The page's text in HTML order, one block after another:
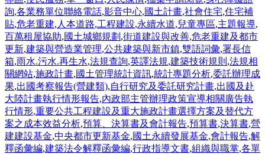
詢,各業務單位聯絡電話,影音中心,國土計畫,社會住宅,住宅補
貼,危老重建, 人本道路,工程建設,永續水道,兒童專區,主題報導,
百萬租屋協助,國土城鄉規劃 ,街道建設與改善,危老重建及都市
更新,建築與營造業管理,公共建築與新市鎮,雙語詞彙,署長信
箱,雨水.污水.再生水,法規查詢,英譯法規,建築技術規則 ,法規相
關網站,施政計畫,國土管理統計資訊,統計專題分析,委託辦理成
果,出國考察報告(營建類),自行研究及委託研究計畫,出國及赴
大陸計畫執行情形報告,內政部主管辦理政策宣導相關廣告執
行情形,重要公共工程建設及重大施政計畫選擇方案及替代方
案之成本效益分析,預算、決算書及會計報告,預算書,決算書,營
建建設基金,中央都市更新基金,國土永續發展基金,會計報告,解
釋函彙編,建築法令解釋函彙編,行政指導文書,組織與職掌,各單